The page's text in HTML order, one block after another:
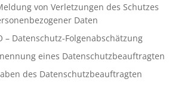
von Verletzungen des Schutzes
Daten
– Datenschutz-Folgenabschätzung
eines Datenschutzbeauftragten
des Datenschutzbeauftragten